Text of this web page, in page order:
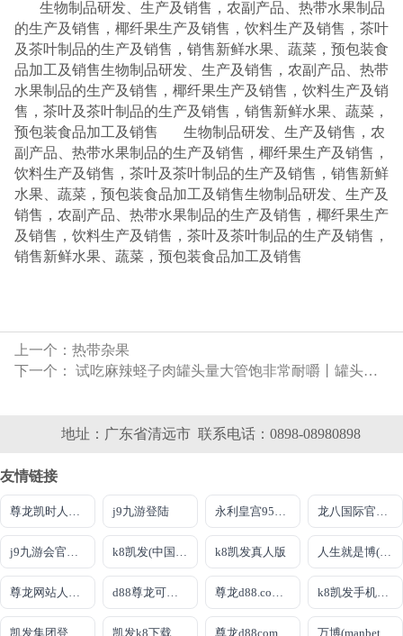
生物制品研发、生产及销售，农副产品、热带水果制品
的生产及销售，椰纤果生产及销售，饮料生产及销售，茶叶
及茶叶制品的生产及销售，销售新鲜水果、蔬菜，预包装食
品加工及销售生物制品研发、生产及销售，农副产品、热带
水果制品的生产及销售，椰纤果生产及销售，饮料生产及销
售，茶叶及茶叶制品的生产及销售，销售新鲜水果、蔬菜，
预包装食品加工及销售 生物制品研发、生产及销售，农
副产品、热带水果制品的生产及销售，椰纤果生产及销售，
饮料生产及销售，茶叶及茶叶制品的生产及销售，销售新鲜
水果、蔬菜，预包装食品加工及销售生物制品研发、生产及
销售，农副产品、热带水果制品的生产及销售，椰纤果生产
及销售，饮料生产及销售，茶叶及茶叶制品的生产及销售，
销售新鲜水果、蔬菜，预包装食品加工及销售
上一个： 热带杂果
下一个： 试吃麻辣蛏子肉罐头量大管饱非常耐嚼丨罐头测评
地址：广东省清远市 联系电话：0898-08980898
友情链接
j9九游登陆
k8凯发真人版
尊龙d88com